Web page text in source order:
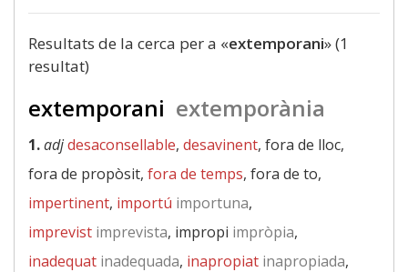
Resultats de la cerca per a «extemporani» (1
resultat)
extemporani extemporània
1.adjdesaconsellable, desavinent, fora de lloc,
fora de propòsit, fora de temps, fora de to,
impertinent, importú importuna,
imprevist imprevista, impropi impròpia,
inadequat inadequada, inapropiat inapropiada,